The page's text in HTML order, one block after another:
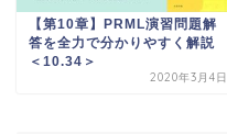
【第10章】PRML演習問題解
答を全力で分かりやすく解説
＜10.34＞
2020年3月4日